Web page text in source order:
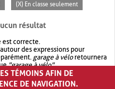
(X) En classe seulement
résultat
correcte.
des expressions pour
garage à véloretournera
"garage à vélo".
avec OR.garage OR vélo
résultat quegarage à vélo
TÉMOINS AFIN DE
DE NAVIGATION.